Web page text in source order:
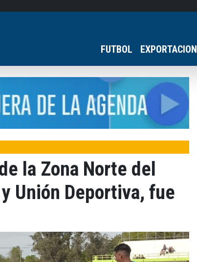
FUTBOL EXPORTACION
la Zona Norte del
Unión Deportiva, fue